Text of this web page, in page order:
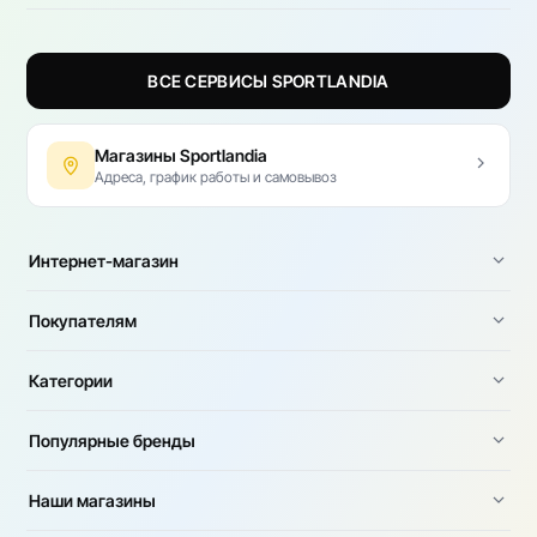
ВСЕ СЕРВИСЫ SPORTLANDIA
Магазины Sportlandia
Адреса, график работы и самовывоз
Интернет-магазин
Покупателям
Категории
Популярные бренды
Наши магазины